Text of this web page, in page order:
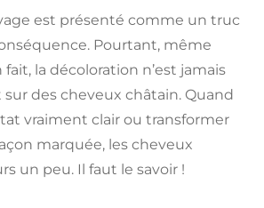
est présenté comme un truc
Pourtant, même
la décoloration n’est jamais
des cheveux châtain. Quand
vraiment clair ou transformer
marquée, les cheveux
un peu. Il faut le savoir !